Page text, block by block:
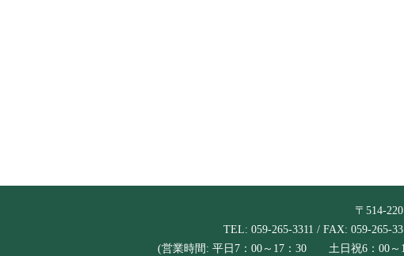
〒514-
TEL: 059-265-3311 / FAX: 059-265-
(営業時間: 平日7：00～17：30 土日祝6：00～